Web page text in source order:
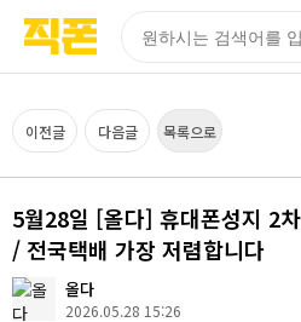
이전글 다음글 목록으로
5월28일 [올다] 휴대폰성지 2
/ 전국택배 가장 저렴합니다
올다
2026.05.28 15:26
페이지
페이지
페이지
페이지